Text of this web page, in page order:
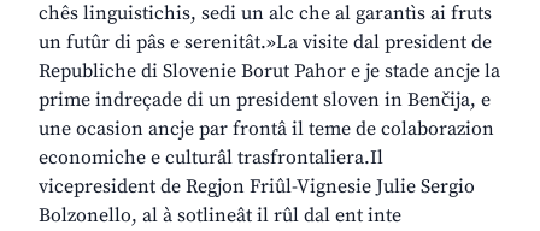
chês linguistichis, sedi un alc che al garantìs ai fruts
un futûr di pâs e serenitât.»La visite dal president de
Republiche di Slovenie Borut Pahor e je stade ancje la
prime indreçade di un president sloven in Benčija, e
une ocasion ancje par frontâ il teme de colaborazion
economiche e culturâl trasfrontaliera.Il
vicepresident de Regjon Friûl-Vignesie Julie Sergio
Bolzonello, al à sotlineât il rûl dal ent inte